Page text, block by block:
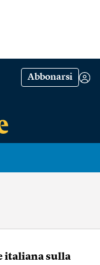
Abbonarsi
italiana sulla